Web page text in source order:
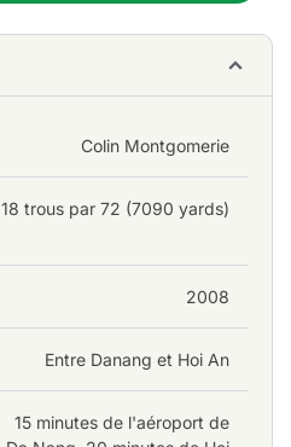
Colin Montgomerie
18 trous par 72 (7090 yards)
2008
Entre Danang et Hoi An
15 minutes de l'aéroport de